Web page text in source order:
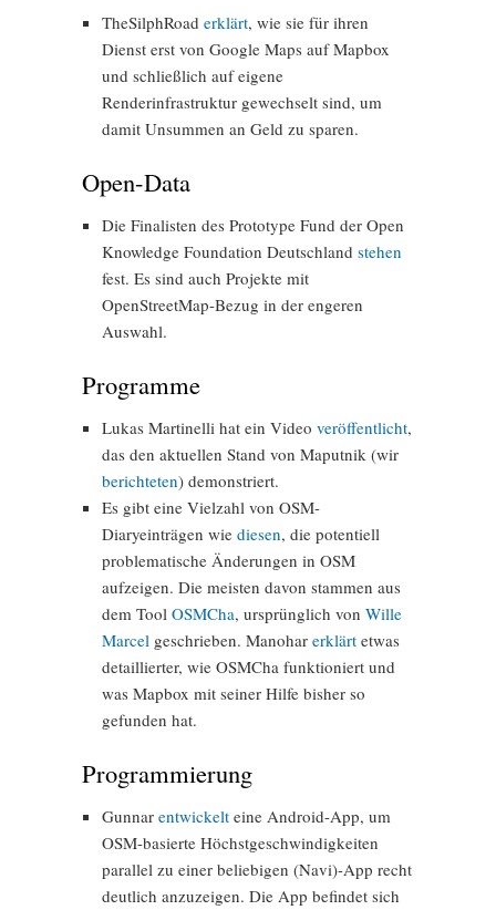
TheSilphRoad erklärt, wie sie für ihren
Dienst erst von Google Maps auf Mapbox
und schließlich auf eigene
Renderinfrastruktur gewechselt sind, um
damit Unsummen an Geld zu sparen.
Open-Data
Die Finalisten des Prototype Fund der Open
Knowledge Foundation Deutschland stehen
fest. Es sind auch Projekte mit
OpenStreetMap-Bezug in der engeren
Auswahl.
Programme
Lukas Martinelli hat ein Video veröffentlicht,
das den aktuellen Stand von Maputnik (wir
berichteten) demonstriert.
Es gibt eine Vielzahl von OSM-
Diaryeinträgen wie diesen, die potentiell
problematische Änderungen in OSM
aufzeigen. Die meisten davon stammen aus
dem Tool OSMCha, ursprünglich von Wille
Marcel geschrieben. Manohar erklärt etwas
detaillierter, wie OSMCha funktioniert und
was Mapbox mit seiner Hilfe bisher so
gefunden hat.
Programmierung
Gunnar entwickelt eine Android-App, um
OSM-basierte Höchstgeschwindigkeiten
parallel zu einer beliebigen (Navi)-App recht
deutlich anzuzeigen. Die App befindet sich